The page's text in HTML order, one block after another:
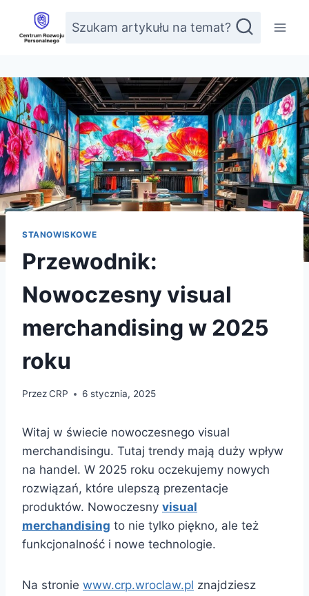
Przejdź
treści
Szukam artykułu na temat?
STANOWISKOWE
Przewodnik:
Nowoczesny visual
merchandising w 2025
roku
PrzezCRP 6 stycznia, 2025
Witaj w świecie nowoczesnego visual
merchandisingu. Tutaj trendy mają duży wpływ
na handel. W 2025 roku oczekujemy nowych
rozwiązań, które ulepszą prezentacje
produktów. Nowoczesny visual
merchandising to nie tylko piękno, ale też
funkcjonalność i nowe technologie.
Na stronie www.crp.wroclaw.pl znajdziesz